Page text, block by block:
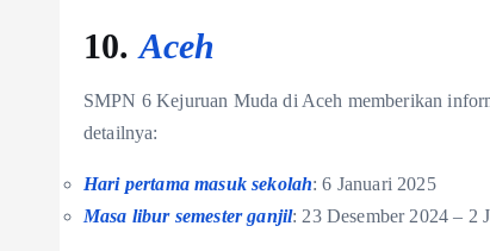
10.Aceh
SMPN 6 Kejuruan Muda di Aceh memberikan
detailnya:
Hari pertama masuk sekolah: 6 Januari 2025
Masa libur semester ganjil: 23 Desember 2024 – 2